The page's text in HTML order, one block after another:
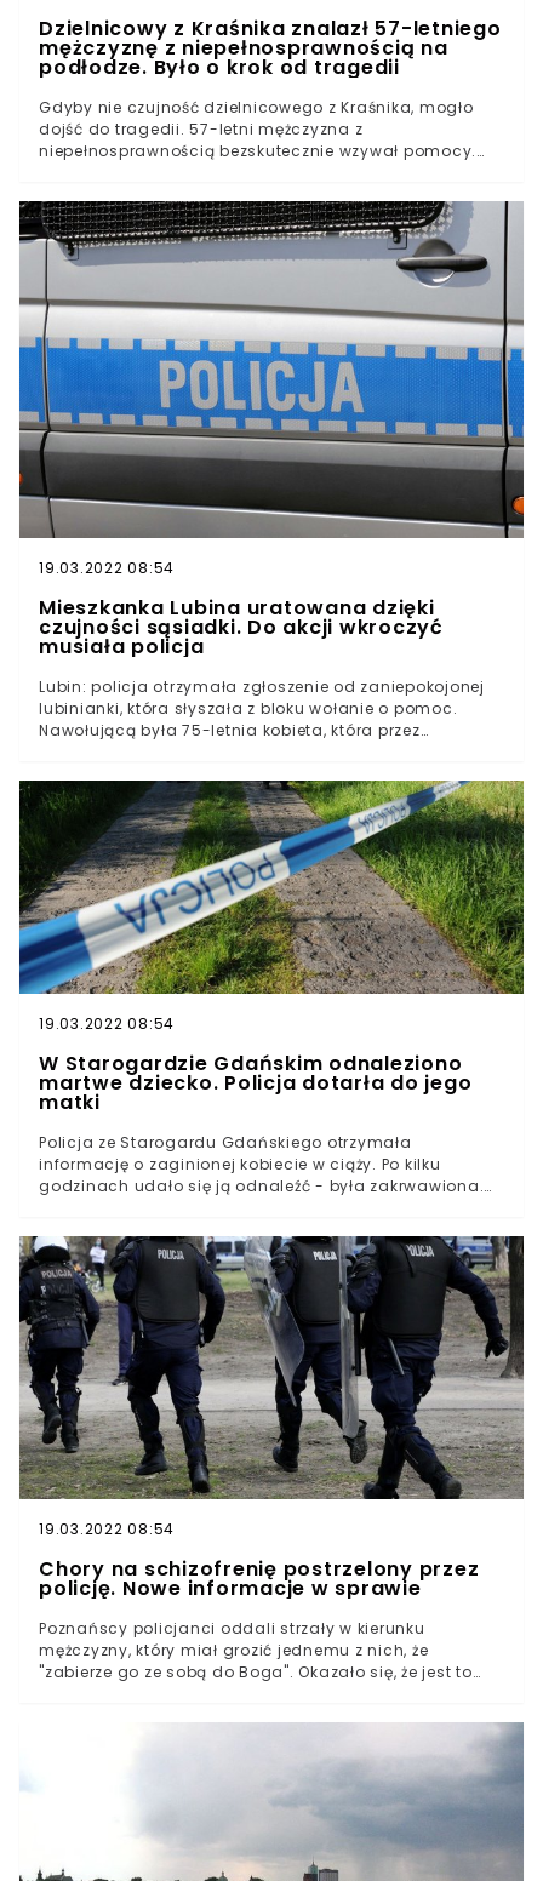
Dzielnicowy z Kraśnika znalazł 57-letniego
mężczyznę z niepełnosprawnością na
podłodze. Było o krok od tragedii
Gdyby nie czujność dzielnicowego z Kraśnika, mogło
dojść do tragedii. 57-letni mężczyzna z
niepełnosprawnością bezskutecznie wzywał pomocy.
interesować się osobami w naszym otoczeniu.
Dzielnicowy sierżant sztabowy Sebastian Janicki
postanowił zajrzeć do jednego z mieszkańców swojego
regionu.Okazało się, że intuicja nie zawiodła policjanta
z Kraśnika. 57-letni mężczyzna z niepełnosprawnością
pilnie potrzebował pomocy. Nikt nie słyszał jego wołań.
Jedynie przypadek sprawił, że nie doszło do tragedii.
19.03.2022 08:54
Mieszkanka Lubina uratowana dzięki
czujności sąsiadki. Do akcji wkroczyć
musiała policja
Lubin: policja otrzymała zgłoszenie od zaniepokojonej
lubinianki, która słyszała z bloku wołanie o pomoc.
Nawołującą była 75-letnia kobieta, która przez
trudem namierzyli mieszkanie starszej kobiety.
19.03.2022 08:54
W Starogardzie Gdańskim odnaleziono
martwe dziecko. Policja dotarła do jego
matki
Policja ze Starogardu Gdańskiego otrzymała
informację o zaginionej kobiecie w ciąży. Po kilku
godzinach udało się ją odnaleźć - była zakrwawiona.
19.03.2022 08:54
Chory na schizofrenię postrzelony przez
policję. Nowe informacje w sprawie
Poznańscy policjanci oddali strzały w kierunku
mężczyzny, który miał grozić jednemu z nich, że
"zabierze go ze sobą do Boga". Okazało się, że jest to
udało się dotrzeć do informacji, z których wynikać ma,
że to nieprawda. Agresywny mężczyzna ma za sobą
kilka prób samobójczych. Strzały na poznańskim
Antoninku Do zdarzenia doszło 3 czerwca. Policja
otrzymała zgłoszenie o zakrwawionym mężczyźnie
poruszającym się środkiem ulicy na poznańskim
Antoninku. Miał być uzbrojony w nóż. Policja zauważyła